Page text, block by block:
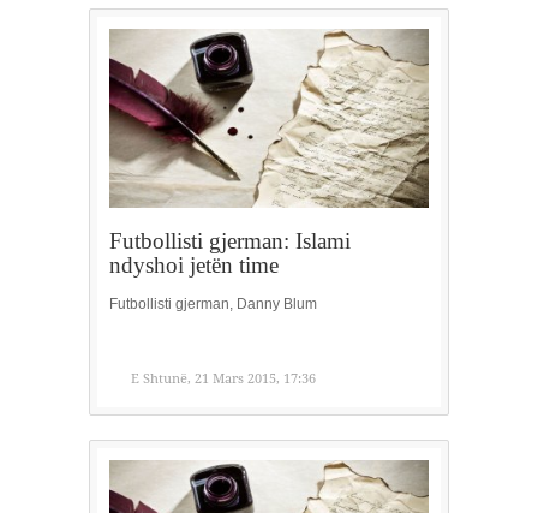
Futbollisti gjerman: Islami
ndyshoi jetën time
Futbollisti gjerman, Danny Blum
E Shtunë, 21 Mars 2015, 17:36